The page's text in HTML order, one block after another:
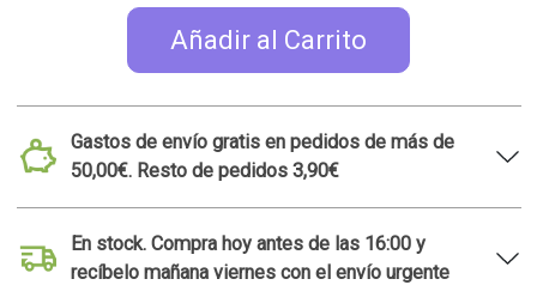
Añadir al Carrito
Gastos de envío gratis en pedidos de más de
50,00€. Resto de pedidos 3,90€
En stock. Compra hoy antes de las 16:00 y
recíbelo mañana viernes con el envío urgente